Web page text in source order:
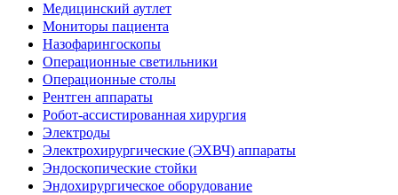
Медицинский аутлет
Мониторы пациента
Назофарингоскопы
Операционные светильники
Операционные столы
Рентген аппараты
Робот-ассистированная хирургия
Электроды
Электрохирургические (ЭХВЧ) аппараты
Эндоскопические стойки
Эндохирургическое оборудование